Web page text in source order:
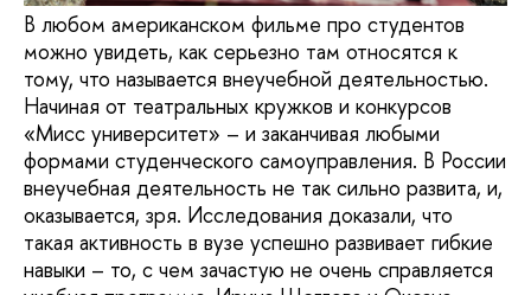
В любом американском фильме про студентов
можно увидеть, как серьезно там относятся к
тому, что называется внеучебной деятельностью.
Начиная от театральных кружков и конкурсов
«Мисс университет» – и заканчивая любыми
формами студенческого самоуправления. В России
внеучебная деятельность не так сильно развита, и,
оказывается, зря. Исследования доказали, что
такая активность в вузе успешно развивает гибкие
навыки – то, с чем зачастую не очень справляется